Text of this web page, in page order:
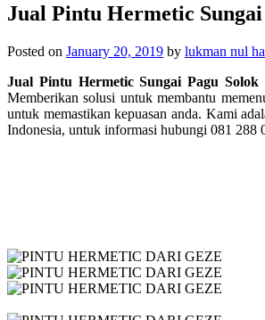
Jual Pintu Hermetic Sungai
Posted on January 20, 2019 by lukman nul
Jual Pintu Hermetic Sungai Pagu Solok
Memberikan solusi untuk membantu
untuk memastikan kepuasan anda. Kami
Indonesia, untuk informasi hubungi 081 288